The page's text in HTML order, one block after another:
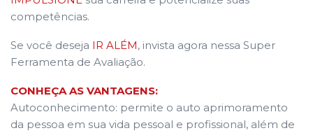
competências.
Se você deseja IR ALÉM, invista agora nessa Super
Ferramenta de Avaliação.
CONHEÇA AS VANTAGENS:
Autoconhecimento: permite o auto aprimoramento
da pessoa em sua vida pessoal e profissional, além de